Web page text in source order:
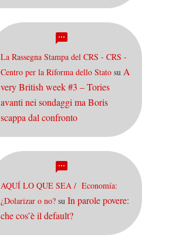
La Rassegna Stampa del CRS - CRS -
Centro per la Riforma dello Stato su A
very British week #3 – Tories
avanti nei sondaggi ma Boris
scappa dal confronto
AQUÍ LO QUE SEA / Economía:
¿Dolarizar o no? su In parole povere:
che cos’è il default?